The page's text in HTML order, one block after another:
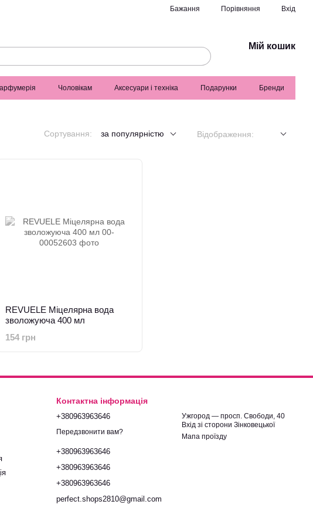
Бажання Порівняння Вхід
Мій кошик
Чоловікам Аксесуари і техніка Подарунки Бренди
Сортування: за популярністю Відображення:
REVUELE Міцелярна вода
зволожуюча 400 мл
154 грн
Контактна інформація
+380963963646
Передзвонити вам?
+380963963646
+380963963646
+380963963646
perfect.shops2810@gmail.com
Ужгород — просп. Свободи, 40
Вхід зі сторони Зінковецької
Мапа проїзду